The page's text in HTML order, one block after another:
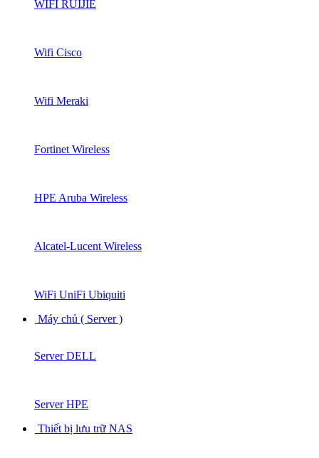
WIFI RUIJIE
Wifi Cisco
Wifi Meraki
Fortinet Wireless
HPE Aruba Wireless
Alcatel-Lucent Wireless
WiFi UniFi Ubiquiti
Máy chủ ( Server )
Server DELL
Server HPE
Thiết bị lưu trữ NAS